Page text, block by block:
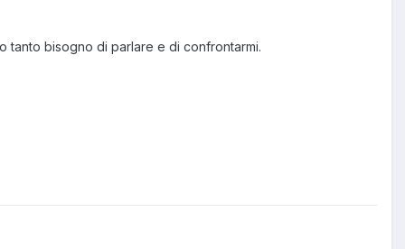
tanto bisogno di parlare e di confrontarmi.